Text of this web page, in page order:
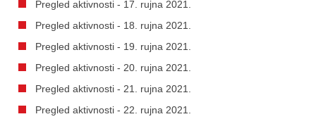
Pregled aktivnosti - 17. rujna 2021.
Pregled aktivnosti - 18. rujna 2021.
Pregled aktivnosti - 19. rujna 2021.
Pregled aktivnosti - 20. rujna 2021.
Pregled aktivnosti - 21. rujna 2021.
Pregled aktivnosti - 22. rujna 2021.